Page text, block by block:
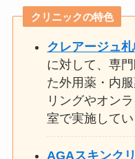
クリニックの特色
クレアージュ
に対して、専
た外用薬・内
リングやオン
室で実施してい
AGAスキンク